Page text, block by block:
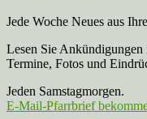
Jede Woche Neues aus
Lesen Sie
Termine, Fotos und
Jeden Samstagmorgen.
E-Mail-Pfarrbrief